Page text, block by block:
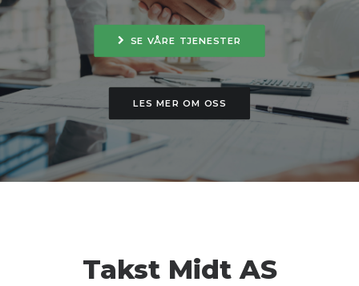
KONTAKT
SE VÅRE TJENESTER
LES MER OM OSS
Takst Midt AS